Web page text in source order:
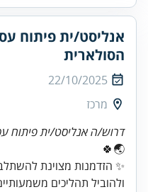
אנליסט/ית פיתוח
הסולארית
22/10/2025
מרכז
דרוש/ה אנליסט/ית פיתוח
🌏🍀
✨ הזדמנות מצוינת
ולהוביל תהליכים